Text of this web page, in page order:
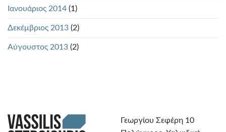
Ιανουάριος 2014 (1)
Δεκέμβριος 2013 (2)
Αύγουστος 2013 (2)
Γεωργίου Σεφέρη 10